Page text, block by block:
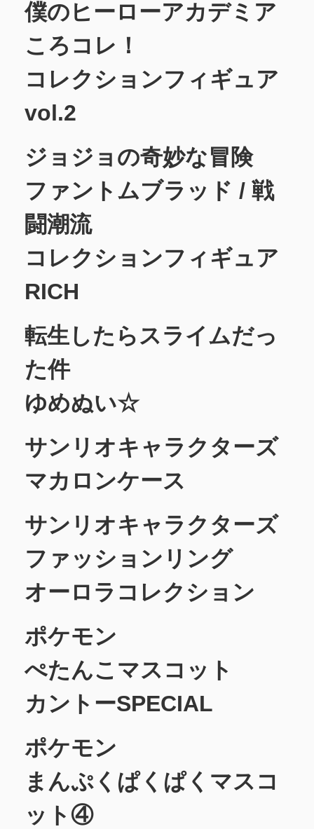
僕のヒーローアカデミア
ころコレ！
コレクションフィギュア
vol.2
ジョジョの奇妙な冒険
ファントムブラッド / 戦
闘潮流
コレクションフィギュア
RICH
転生したらスライムだっ
た件
ゆめぬい☆
サンリオキャラクターズ
マカロンケース
サンリオキャラクターズ
ファッションリング
オーロラコレクション
ポケモン
ぺたんこマスコット
カントーSPECIAL
ポケモン
まんぷくぱくぱくマスコ
ット④